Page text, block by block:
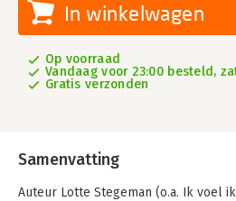
In winkelwagen
Op voorraad
Vandaag voor 23:00 besteld,
Gratis verzonden
Samenvatting
Auteur Lotte Stegeman (o.a. Ik voel